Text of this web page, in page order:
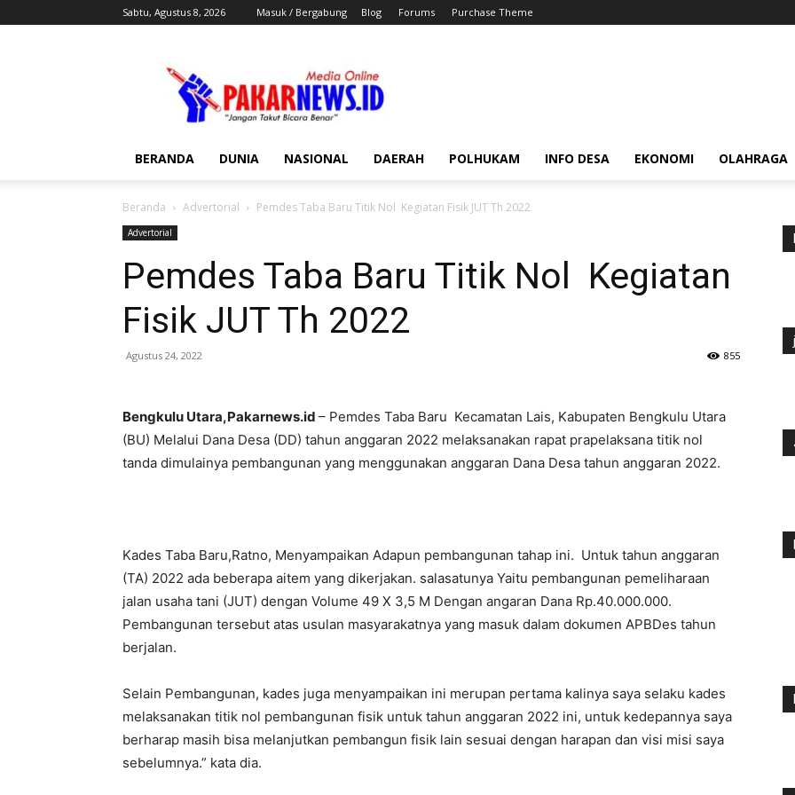
Sabtu, Agustus 8, 2026 Masuk / Bergabung Blog Forums Purchase Theme
BERANDA DUNIA NASIONAL DAERAH POLHUKAM INFO DESA EKONOMI OLAHRAGA
Beranda Advertorial Pemdes Taba Baru Titik Nol Kegiatan Fisik JUT Th 2022
Advertorial
Pemdes Taba Baru Titik Nol Kegiatan
Fisik JUT Th 2022
Agustus 24, 2022 855
Bengkulu Utara,Pakarnews.id – Pemdes Taba Baru Kecamatan Lais, Kabupaten Bengkulu Utara
(BU) Melalui Dana Desa (DD) tahun anggaran 2022 melaksanakan rapat prapelaksana titik nol
tanda dimulainya pembangunan yang menggunakan anggaran Dana Desa tahun anggaran 2022.
Kades Taba Baru,Ratno, Menyampaikan Adapun pembangunan tahap ini. Untuk tahun anggaran
(TA) 2022 ada beberapa aitem yang dikerjakan. salasatunya Yaitu pembangunan pemeliharaan
jalan usaha tani (JUT) dengan Volume 49 X 3,5 M Dengan angaran Dana Rp.40.000.000.
Pembangunan tersebut atas usulan masyarakatnya yang masuk dalam dokumen APBDes tahun
berjalan.
Selain Pembangunan, kades juga menyampaikan ini merupan pertama kalinya saya selaku kades
melaksanakan titik nol pembangunan fisik untuk tahun anggaran 2022 ini, untuk kedepannya saya
berharap masih bisa melanjutkan pembangun fisik lain sesuai dengan harapan dan visi misi saya
sebelumnya.” kata dia.